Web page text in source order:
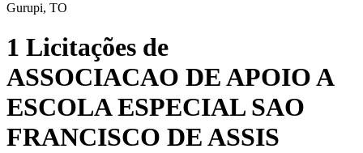
Gurupi, TO
1 Licitações de
ASSOCIACAO DE APOIO A
ESCOLA ESPECIAL SAO
FRANCISCO DE ASSIS